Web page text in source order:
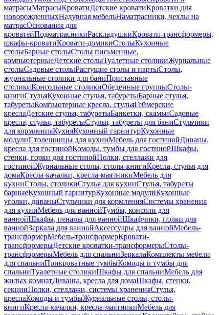
матрасыМатрасыКроватиДетские кроватиКроватки для
новорожденныхНадувная мебельНаматрасники, чехлы на
матрасОснования для
кроватейПодматрасникиРаскладушкиКровати-трансформеры,
шкафы-кроватиКровати-домикиСтолыКухонные
столыБарные столыСтолы письменные,
компьютерныеДетские столыТуалетные столикиЖурнальные
столыСадовые столыРастущие столы и партыСтолы,
журнальные столики для баниПриставные
столикиКонсольные столикиОбеденные группыСтолы-
книгиСтульяКухонные стулья, табуретыБарные стулья,
табуретыКомпьютерные кресла, стульяГеймерские
креслаДетские стулья, табуретыБанкетки, скамьиСадовые
кресла, стулья, табуретыСтулья, табуреты для баниСтульчики
для кормленияКухняКухонный гарнитурКухонные
модулиСтолешницы для кухниМебель для гостинойДиваны,
кресла для гостинойКомоды, тумбы для гостинойШкафы,
стенки, горки для гостинойПолки, стеллажи для
гостинойЖурнальные столы, столы-книгиКресла, стулья для
домаКресла-качалки, кресла-маятникиМебель для
кухниСтолы, столикиСтулья для кухниСтулья, табуреты
барныеКухонный гарнитурКухонные модулиКухонные
уголки, диваныСтульчики для кормленияСистемы хранения
для кухниМебель для ваннойТумбы, консоли для
ваннойШкафы, пеналы для ваннойШкафчики, полки для
ваннойЗеркала для ваннойАксессуары для ваннойМебель-
трансформерМебель-трансформерКровати-
трансформерыДетские кроватки-трансформерыСтолы-
трансформерыМебель для спальниЗеркалаКомплекты мебели
для спальниПрикроватные тумбыКомоды и тумбы для
спальниТуалетные столикиШкафы для спальниМебель для
жилых комнатДиваны, кресла для домаШкафы, стенки,
секцииПолки, стеллажи, системы храненияСтулья,
креслаКомоды и тумбыЖурнальные столы, столы-
книгиКресла-качалки, кресла-маятникиМебель для